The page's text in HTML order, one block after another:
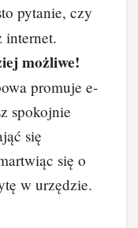
pytanie, czy
internet.
możliwe!
promuje e-
spokojnie
się
się o
w urzędzie.